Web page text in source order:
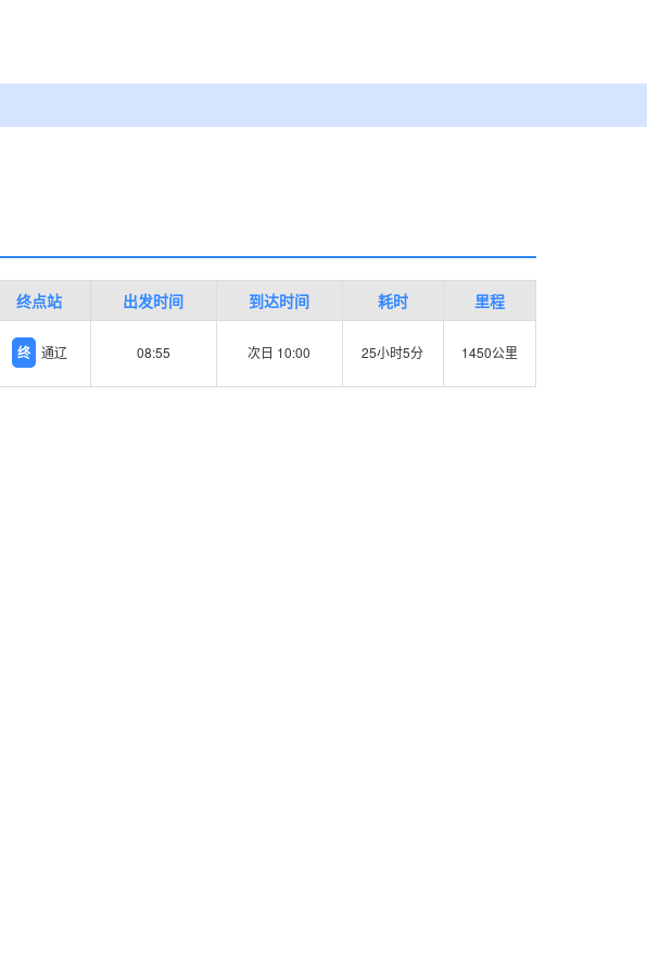
终点站 出发时间 到达时间 耗时 里程
终 通辽 08:55 次日 10:00 25小时5分 1450公里